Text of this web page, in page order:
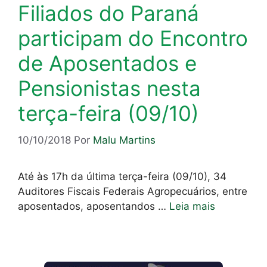
Filiados do Paraná
participam do Encontro
de Aposentados e
Pensionistas nesta
terça-feira (09/10)
10/10/2018 Por Malu Martins
Até às 17h da última terça-feira (09/10), 34
Auditores Fiscais Federais Agropecuários, entre
aposentados, aposentandos … Leia mais